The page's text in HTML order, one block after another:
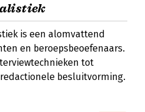
is een alomvattend
en beroepsbeoefenaars.
tot
besluitvorming.